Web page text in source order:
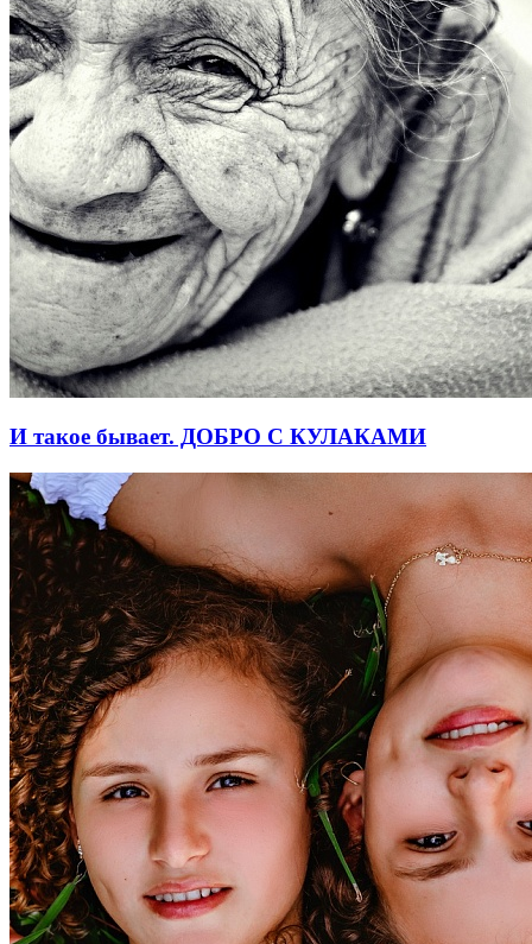
И такое бывает. ДОБРО С КУЛАКАМИ